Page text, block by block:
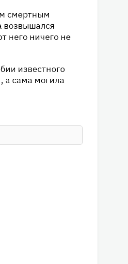
смертным
возвышался
него ничего не
известного
а сама могила